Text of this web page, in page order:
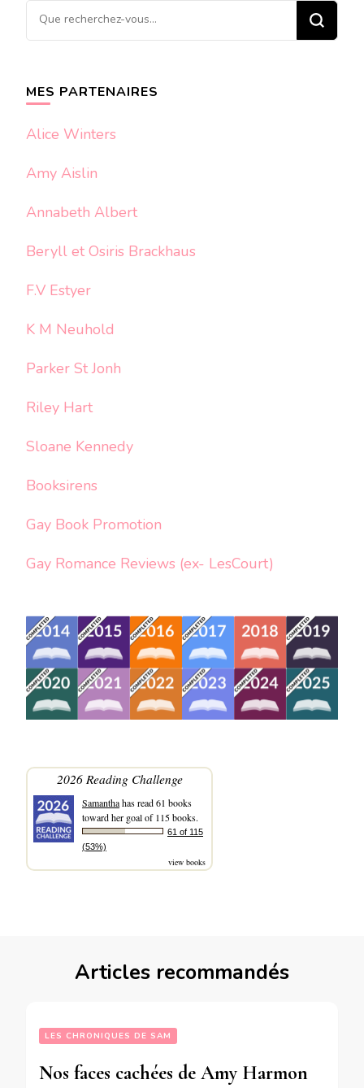
Vous
recherchiez
MES PARTENAIRES
Alice Winters
Amy Aislin
Annabeth Albert
Beryll et Osiris Brackhaus
F.V Estyer
K M Neuhold
Parker St Jonh
Riley Hart
Sloane Kennedy
Booksirens
Gay Book Promotion
Gay Romance Reviews (ex- LesCourt)
2026 Reading Challenge
Samanthahas read 61 books
toward her goal of 115 books.
61 of 115
(53%)
view books
Articles recommandés
LES CHRONIQUES DE SAM
Nos faces cachées de Amy Harmon